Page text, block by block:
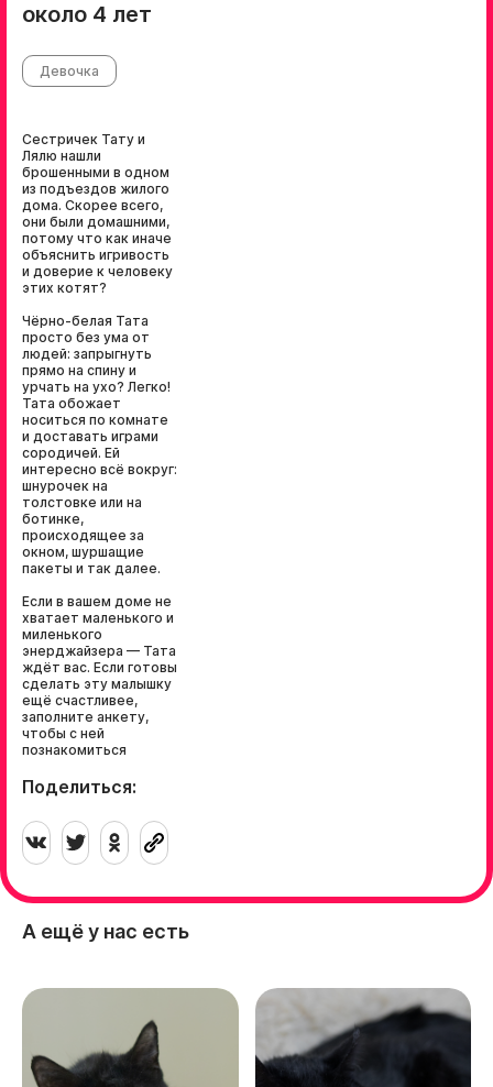
около 4 лет
Девочка
Сестричек Тату и
Лялю нашли
брошенными в одном
из подъездов жилого
дома. Скорее всего,
они были домашними,
потому что как иначе
объяснить игривость
и доверие к человеку
этих котят?
Чёрно-белая Тата
просто без ума от
людей: запрыгнуть
прямо на спину и
урчать на ухо? Легко!
Тата обожает
носиться по комнате
и доставать играми
сородичей. Ей
интересно всё вокруг:
шнурочек на
толстовке или на
ботинке,
происходящее за
окном, шуршащие
пакеты и так далее.
Если в вашем доме не
хватает маленького и
миленького
энерджайзера — Тата
ждёт вас. Если готовы
сделать эту малышку
ещё счастливее,
заполните анкету,
чтобы с ней
познакомиться
Поделиться:
А ещё у нас есть